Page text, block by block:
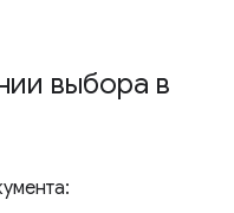
выбора в